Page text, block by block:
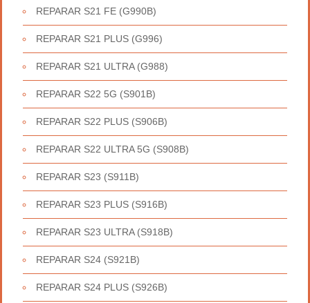
REPARAR S21 FE (G990B)
REPARAR S21 PLUS (G996)
REPARAR S21 ULTRA (G988)
REPARAR S22 5G (S901B)
REPARAR S22 PLUS (S906B)
REPARAR S22 ULTRA 5G (S908B)
REPARAR S23 (S911B)
REPARAR S23 PLUS (S916B)
REPARAR S23 ULTRA (S918B)
REPARAR S24 (S921B)
REPARAR S24 PLUS (S926B)